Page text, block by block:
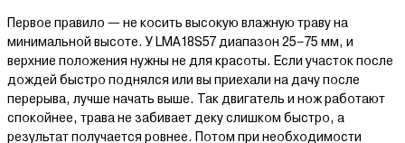
Первое правило — не косить высокую влажную траву на
минимальной высоте. У LMA18S57 диапазон 25–75 мм, и
верхние положения нужны не для красоты. Если участок после
дождей быстро поднялся или вы приехали на дачу после
перерыва, лучше начать выше. Так двигатель и нож работают
спокойнее, трава не забивает деку слишком быстро, а
результат получается ровнее. Потом при необходимости